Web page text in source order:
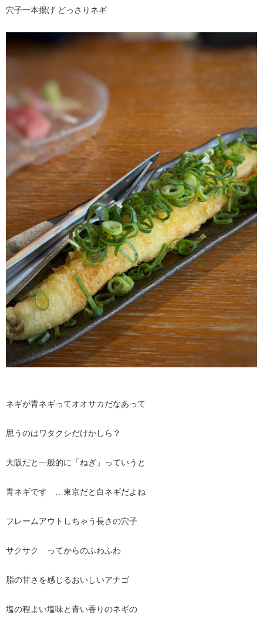
穴子一本揚げ どっさりネギ
ネギが青ネギってオオサカだなあって
思うのはワタクシだけかしら？
大阪だと一般的に「ねぎ」っていうと
青ネギです …東京だと白ネギだよね
フレームアウトしちゃう長さの穴子
サクサク ってからのふわふわ
脂の甘さを感じるおいしいアナゴ
塩の程よい塩味と青い香りのネギの